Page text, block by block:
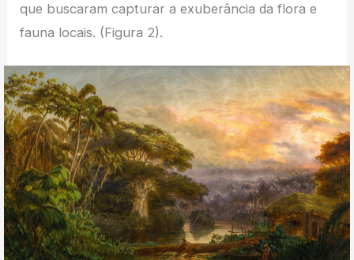
que buscaram capturar a exuberância da flora e
fauna locais. (Figura 2).